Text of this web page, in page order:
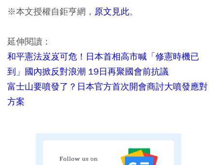
※本文授權自鉅亨網， 原文見此。
延伸閱讀：
和平憲法岌岌可危！日本首相高市喊「修憲時機已
到」國內掀反對浪潮 19日再聚國會前抗議
富士山要噴發了？日本官方首次開會商討大噴發應對
方案